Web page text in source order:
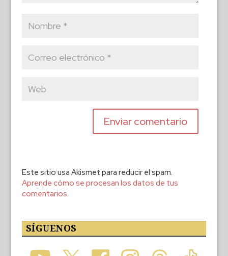
Este sitio usa Akismet para reducir el spam.
Aprende cómo se procesan los datos de tus
comentarios.
SÍGUENOS